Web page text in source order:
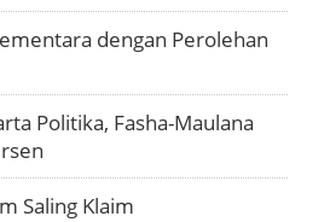
dengan Perolehan
Politika, Fasha-Maulana
Saling Klaim